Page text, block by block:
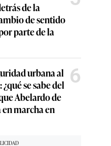
de la
de sentido
parte de la
urbana al
se sabe del
Abelardo de
marcha en
6